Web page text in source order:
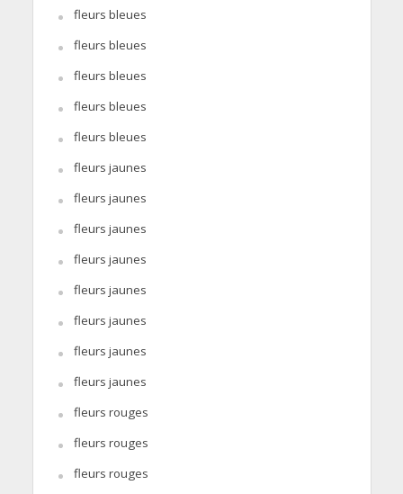
fleurs bleues
fleurs bleues
fleurs bleues
fleurs bleues
fleurs bleues
fleurs jaunes
fleurs jaunes
fleurs jaunes
fleurs jaunes
fleurs jaunes
fleurs jaunes
fleurs jaunes
fleurs jaunes
fleurs rouges
fleurs rouges
fleurs rouges